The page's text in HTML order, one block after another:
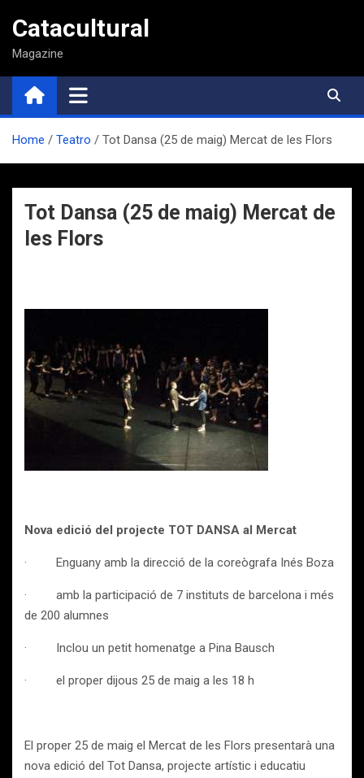
contenido
Catacultural
Magazine
Home Teatro Tot Dansa (25 de maig) Mercat de les Flors
Tot Dansa (25 de maig) Mercat de
les Flors
Nova edició del projecte TOT DANSA al Mercat
· Enguany amb la direcció de la coreògrafa Inés Boza
· amb la participació de 7 instituts de barcelona i més
de 200 alumnes
· Inclou un petit homenatge a Pina Bausch
· el proper dijous 25 de maig a les 18 h
El proper 25 de maig el Mercat de les Flors presentarà una
nova edició del Tot Dansa, projecte artístic i educatiu